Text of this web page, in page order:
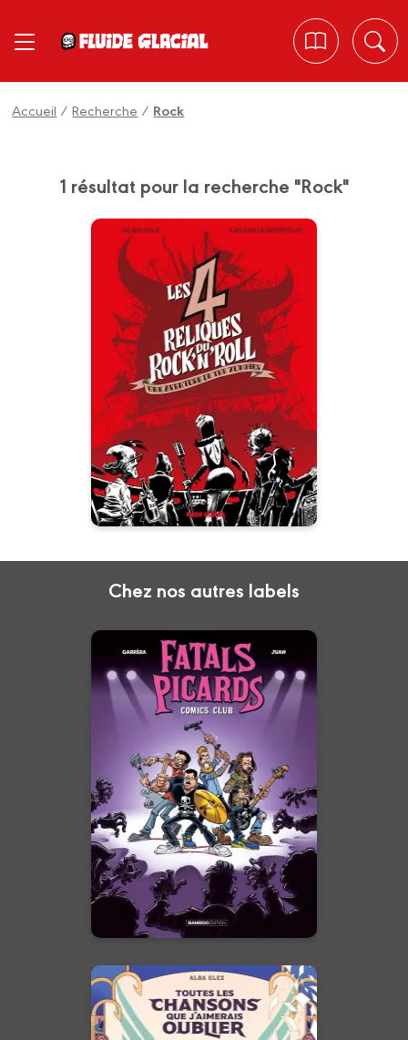
Accueil /Recherche / Rock
1 résultat pour la recherche "Rock"
Les 4 Reliques du
rock'n'roll
Date de parution :
01/07/2026
La prophétie a parlé : pour
sauver l'humanité, les quatre
membres des Zumbies doivent
retrouver et réunir les quatre
reliques du rock'n'roll, jadis
dispersées aux quatre coins des
USA.
Chez nos autres labels
Les Fatals Picards
Tome 01
Date de parution :
11/01/2023
L’aventure est leur quotidien. Le
danger, leur petit déjeuner.
L’action, leur plat de résistance.
En voir +
Toutes les